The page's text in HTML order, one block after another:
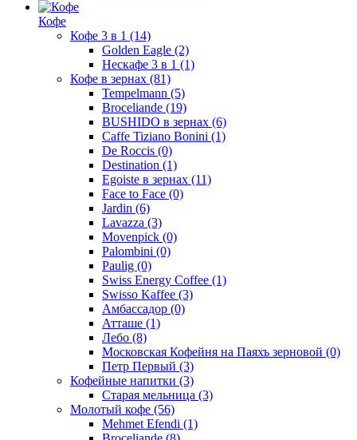
Кофе
Кофе 3 в 1 (14)
Golden Eagle (2)
Нескафе 3 в 1 (1)
Кофе в зернах (81)
Tempelmann (5)
Broceliande (19)
BUSHIDO в зернах (6)
Caffe Tiziano Bonini (1)
De Roccis (0)
Destination (1)
Egoiste в зернах (11)
Face to Face (0)
Jardin (6)
Lavazza (3)
Movenpick (0)
Palombini (0)
Paulig (0)
Swiss Energy Coffee (1)
Swisso Kaffee (3)
Амбассадор (0)
Атташе (1)
Лебо (8)
Московская Кофейня на Паяхъ зерновой (0)
Петр Первый (3)
Кофейные напитки (3)
Старая мельница (3)
Молотый кофе (56)
Mehmet Efendi (1)